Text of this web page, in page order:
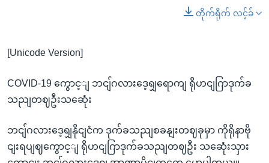
တိုက်ရိုက် လင့်ခ်
[Unicode Version]
COVID-19 ကွောင့ျ ဘငျ်ဂလားဒေ့ရျှရောကျ ရိုဟငျဂြာဒုက်ခ
သညျတဈဦးသဆေုံး
ဘငျ်ဂလားဒေ့ရျှနိုငျငံက ဒုက်ခသညျစခနျးတဈခုမှာ ကိုရိုနာဗို
ငျးရပျဈကွောင့ျ ရိုဟငျဂြာဒုက်ခသညျတဈဦး သဆေုံးသှား